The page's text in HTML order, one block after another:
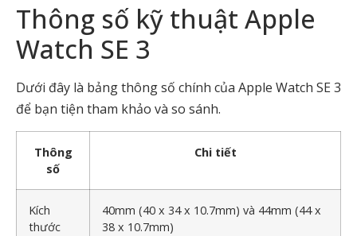
Thông số kỹ thuật Apple
Watch SE 3
Dưới đây là bảng thông số chính của Apple Watch SE 3
để bạn tiện tham khảo và so sánh.
Thông
số
Chi tiết
Kích
thước
40mm (40 x 34 x 10.7mm) và 44mm (44 x
38 x 10.7mm)